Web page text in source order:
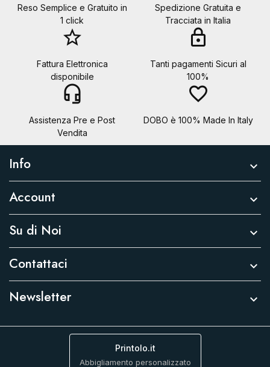
Reso Semplice e Gratuito in
1 click
Spedizione Gratuita e
Tracciata in Italia
star_border
Fattura Elettronica
disponibile
lock
Tanti pagamenti Sicuri al
100%
headset_mic
Assistenza Pre e Post
Vendita
favorite_border
DOBO è 100% Made In Italy
Info 
Account 
Su di Noi 
Contattaci 
Newsletter 
Printolo.it
Abbigliamento personalizzato